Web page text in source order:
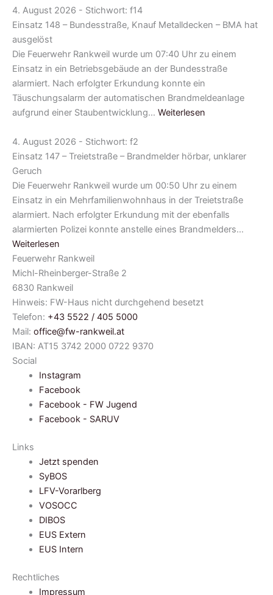
4. August 2026 - Stichwort: f14
Einsatz 148 – Bundesstraße, Knauf Metalldecken – BMA hat
ausgelöst
Die Feuerwehr Rankweil wurde um 07:40 Uhr zu einem
Einsatz in ein Betriebsgebäude an der Bundesstraße
alarmiert. Nach erfolgter Erkundung konnte ein
Täuschungsalarm der automatischen Brandmeldeanlage
aufgrund einer Staubentwicklung… Weiterlesen
4. August 2026 - Stichwort: f2
Einsatz 147 – Treietstraße – Brandmelder hörbar, unklarer
Geruch
Die Feuerwehr Rankweil wurde um 00:50 Uhr zu einem
Einsatz in ein Mehrfamilienwohnhaus in der Treietstraße
alarmiert. Nach erfolgter Erkundung mit der ebenfalls
alarmierten Polizei konnte anstelle eines Brandmelders…
Weiterlesen
Feuerwehr Rankweil
Michl-Rheinberger-Straße 2
6830 Rankweil
Hinweis: FW-Haus nicht durchgehend besetzt
Telefon: +43 5522 / 405 5000
Mail: office@fw-rankweil.at
IBAN: AT15 3742 2000 0722 9370
Social
Instagram
Facebook
Facebook - FW Jugend
Facebook - SARUV
Links
Jetzt spenden
SyBOS
LFV-Vorarlberg
VOSOCC
DIBOS
EUS Extern
EUS Intern
Rechtliches
Impressum